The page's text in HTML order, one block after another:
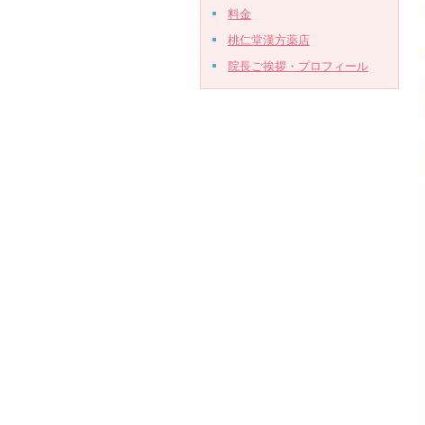
料金
桃仁堂漢方薬店
院長ご挨拶・プロフィール